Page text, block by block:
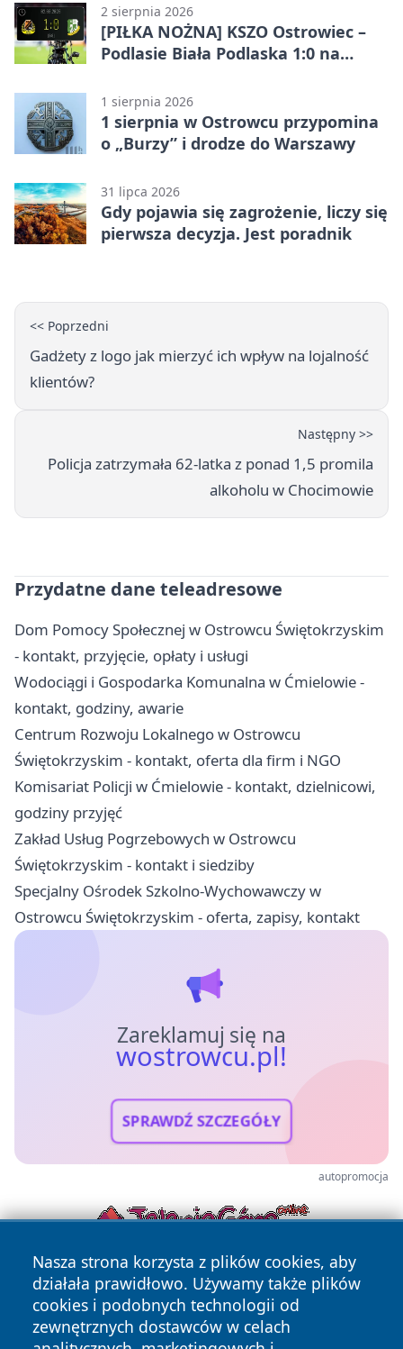
2 sierpnia 2026
[PIŁKA NOŻNA] KSZO Ostrowiec –
Podlasie Biała Podlaska 1:0 na
(Grupa IV)
1 sierpnia 2026
1 sierpnia w Ostrowcu przypomina
o „Burzy” i drodze do Warszawy
31 lipca 2026
Gdy pojawia się zagrożenie, liczy się
pierwsza decyzja. Jest poradnik
<< Poprzedni
Gadżety z logo jak mierzyć ich wpływ na lojalność
klientów?
Następny >>
Policja zatrzymała 62-latka z ponad 1,5 promila
alkoholu w Chocimowie
Przydatne dane teleadresowe
Dom Pomocy Społecznej w Ostrowcu Świętokrzyskim
- kontakt, przyjęcie, opłaty i usługi
Wodociągi i Gospodarka Komunalna w Ćmielowie -
kontakt, godziny, awarie
Centrum Rozwoju Lokalnego w Ostrowcu
Świętokrzyskim - kontakt, oferta dla firm i NGO
Komisariat Policji w Ćmielowie - kontakt, dzielnicowi,
godziny przyjęć
Zakład Usług Pogrzebowych w Ostrowcu
Świętokrzyskim - kontakt i siedziby
Specjalny Ośrodek Szkolno-Wychowawczy w
Ostrowcu Świętokrzyskim - oferta, zapisy, kontakt
Zareklamuj się na
wostrowcu.pl!
SPRAWDŹ SZCZEGÓŁY
autopromocja
Nasza strona korzysta z plików cookies, aby
działała prawidłowo. Używamy także plików
cookies i podobnych technologii od
zewnętrznych dostawców w celach